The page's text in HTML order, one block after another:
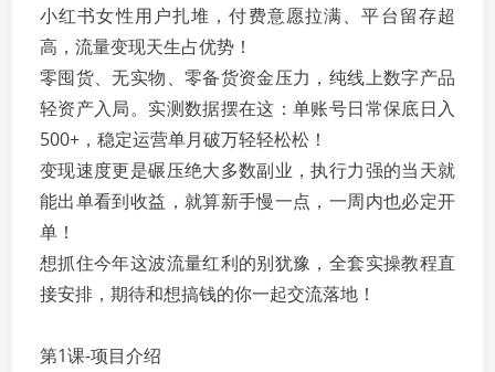
小红书女性用户扎堆，付费意愿拉满、平台留存超
高，流量变现天生占优势！
零囤货、无实物、零备货资金压力，纯线上数字产品
轻资产入局。实测数据摆在这：单账号日常保底日入
500+，稳定运营单月破万轻轻松松！
变现速度更是碾压绝大多数副业，执行力强的当天就
能出单看到收益，就算新手慢一点，一周内也必定开
单！
想抓住今年这波流量红利的别犹豫，全套实操教程直
接安排，期待和想搞钱的你一起交流落地！
第1课-项目介绍